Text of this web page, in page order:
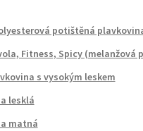
potištěná
Fitness, Spicy (melanžová
s vysokým leskem
lesklá
matná